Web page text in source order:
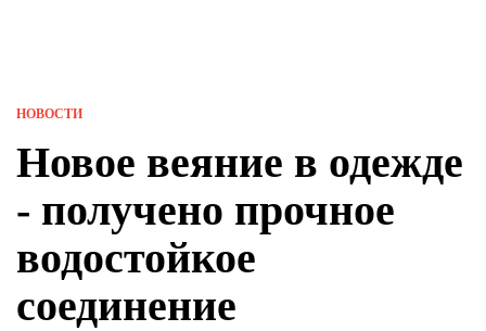
НОВОСТИ
Новое веяние в одежде
- получено прочное
водостойкое
соединение